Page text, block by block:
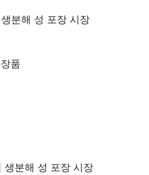
분해 성 포장 시장
품
생분해 성 포장 시장